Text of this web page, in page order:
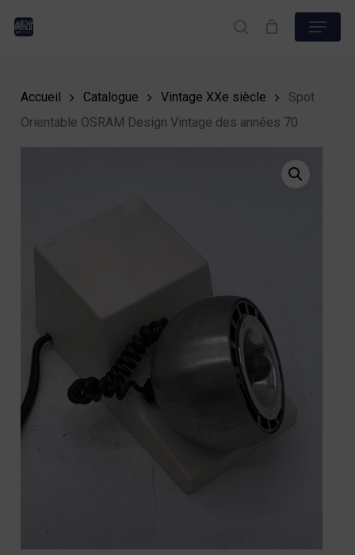
search
Menu
Accueil Catalogue Vintage XXe siècle
Spot
Orientable OSRAM Design Vintage des années 70